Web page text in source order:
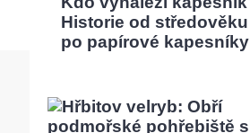
Historie od středověku
po papírové kapesníky